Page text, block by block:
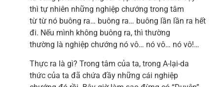
thì tự nhiên những nghiệp chướng trong tâm
từ từ nó buông ra… buông ra… buông lần lần ra hết
đi. Nếu mình không buông ra, thì thường
thường là nghiệp chướng nó vô… nó vô… nó vô!…
Thực ra là gì? Trong tâm của ta, trong A-lại-da
thức của ta đã chứa đầy những cái nghiệp